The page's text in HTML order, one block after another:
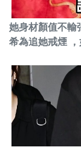
她身材顏值不輸
希為追她戒煙